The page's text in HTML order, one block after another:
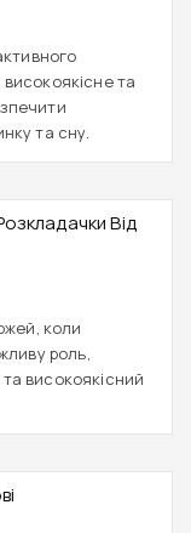
та
та сну.
Від
коли
роль,
високоякісний